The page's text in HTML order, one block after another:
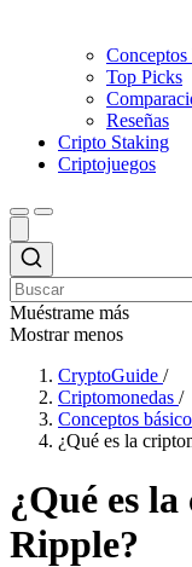
Conceptos
Top Picks
Reseñas
Cripto Staking
Criptojuegos
Muéstrame más
Mostrar menos
CryptoGuide /
Criptomonedas /
Conceptos
¿Qué es la
¿Qué es
Ripple?